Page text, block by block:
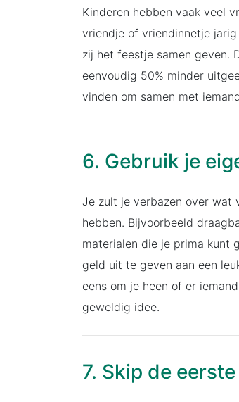
Kinderen hebben vaak veel
vriendje of vriendinnetje
zij het feestje samen geven.
eenvoudig 50% minder
vinden om samen met
6. Gebruik je
Je zult je verbazen over wat
hebben. Bijvoorbeeld
materialen die je prima kunt
geld uit te geven aan een
eens om je heen of er
geweldig idee.
7. Skip de